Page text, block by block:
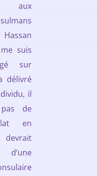
aux
suis
sur
délivré
il
pas de
en
devrait